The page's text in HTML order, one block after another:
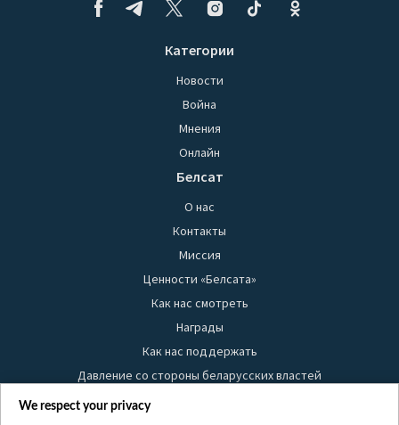
Категории
Новости
Война
Мнения
Онлайн
Белсат
О нас
Контакты
Миссия
Ценности «Белсата»
Как нас смотреть
Награды
Как нас поддержать
Давление со стороны беларусских властей
Правила использования материалов
We respect your privacy